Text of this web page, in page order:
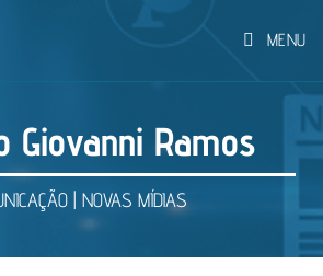
MENU
Giovanni Ramos
| NOVAS MÍDIAS